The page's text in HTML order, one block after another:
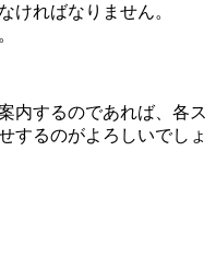
ければなりません。
内するのであれば、各ス
するのがよろしいでしょ